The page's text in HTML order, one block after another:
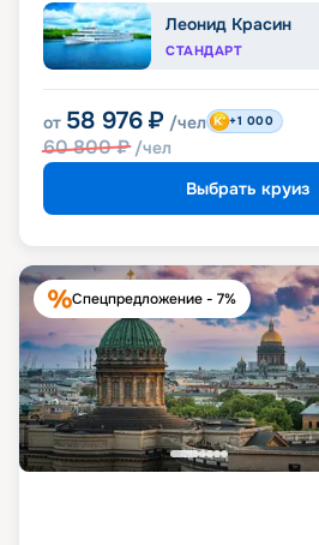
Леонид Красин
СТАНДАРТ
от 58 976 ₽ /чел
60 800₽ /чел
+1 000
Выбрать круиз
Спецпредложение - 7%